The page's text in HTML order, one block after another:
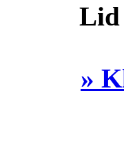
Lid
»